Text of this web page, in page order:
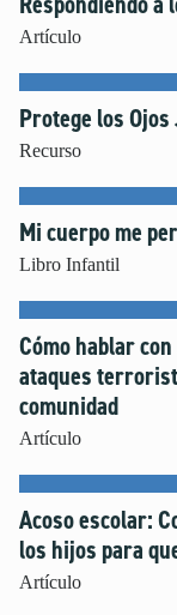
Género e Identidad
Inteligencia
Masturbación
Miedo y La
Modelado de
Noviazgo
Oración
Pornografía
Positividad
Preparación para
Raza y Racismo
Seguridad en
Tiempo Frente a
Vida Litúrgica
Artículo
Protege los
Recurso
Mi cuerpo me
Libro Infantil
Cómo hablar
ataques
comunidad
Artículo
Acoso escolar:
los hijos para
Artículo